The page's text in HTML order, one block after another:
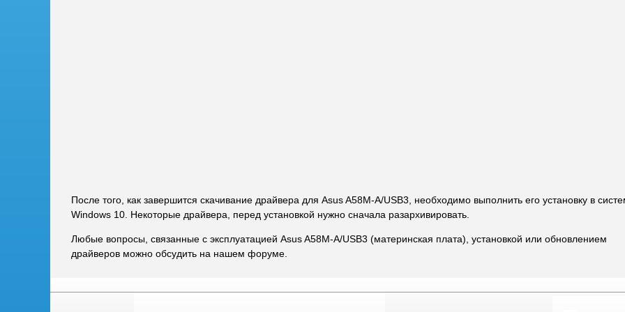
После того, как завершится скачивание драйвера для Asus A58M-A/USB3, необходимо выполнить его установку в
Windows 10. Некоторые драйвера, перед установкой нужно сначала разархивировать.
Любые вопросы, связанные с эксплуатацией Asus A58M-A/USB3 (материнская плата), установкой или обновлением
драйверов можно обсудить на нашем форуме.